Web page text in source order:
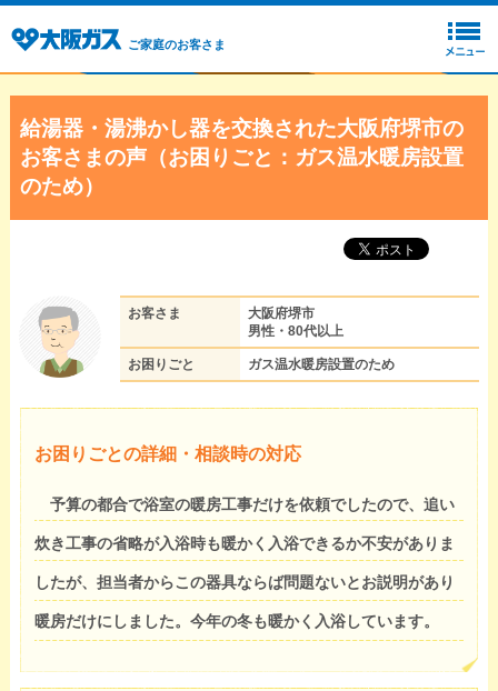
ご家庭のお客さま
給湯器・湯沸かし器を交換された大阪府堺市の
お客さまの声（お困りごと：ガス温水暖房設置
のため）
お客さま
大阪府堺市
男性・80代以上
お困りごと ガス温水暖房設置のため
お困りごとの詳細・相談時の対応
予算の都合で浴室の暖房工事だけを依頼でしたので、追い
炊き工事の省略が入浴時も暖かく入浴できるか不安がありま
したが、担当者からこの器具ならば問題ないとお説明があり
暖房だけにしました。今年の冬も暖かく入浴しています。